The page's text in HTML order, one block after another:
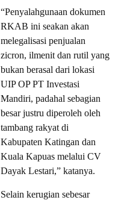
“Penyalahgunaan dokumen
RKAB ini seakan akan
melegalisasi penjualan
zicron, ilmenit dan rutil yang
bukan berasal dari lokasi
UIP OP PT Investasi
Mandiri, padahal sebagian
besar justru diperoleh oleh
tambang rakyat di
Kabupaten Katingan dan
Kuala Kapuas melalui CV
Dayak Lestari,” katanya.
Selain kerugian sebesar